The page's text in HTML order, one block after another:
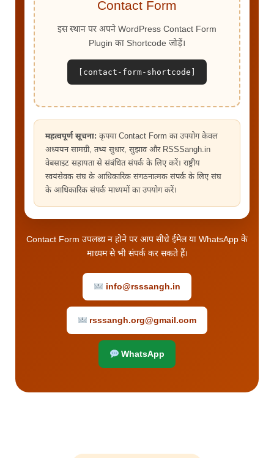
Contact Form
इस स्थान पर अपने WordPress Contact Form
Plugin का Shortcode जोड़ें।
[contact-form-shortcode]
महत्वपूर्ण सूचना: कृपया Contact Form का उपयोग केवल
अध्ययन सामग्री, तथ्य सुधार, सुझाव और RSSSangh.in
वेबसाइट सहायता से संबंधित संपर्क के लिए करें। राष्ट्रीय
स्वयंसेवक संघ के आधिकारिक संगठनात्मक संपर्क के लिए संघ
के आधिकारिक संपर्क माध्यमों का उपयोग करें।
Contact Form उपलब्ध न होने पर आप सीधे ईमेल या WhatsApp के
माध्यम से भी संपर्क कर सकते हैं।
info@rsssangh.in
rsssangh.org@gmail.com
WhatsApp